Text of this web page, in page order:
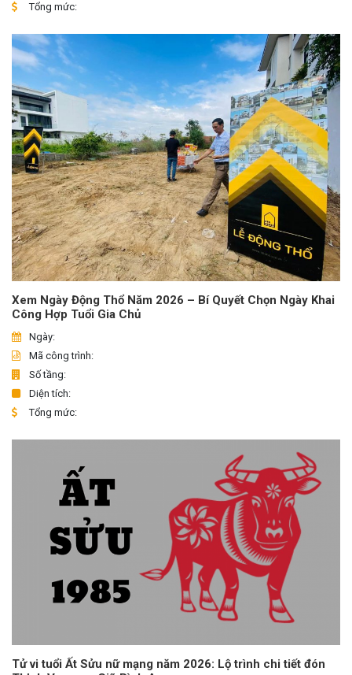
Tổng mức:
Xem Ngày Động Thổ Năm 2026 – Bí Quyết Chọn Ngày Khai
Công Hợp Tuổi Gia Chủ
Ngày:
Mã công trình:
Số tầng:
Diện tích:
Tổng mức:
Tử vi tuổi Ất Sửu nữ mạng năm 2026: Lộ trình chi tiết đón